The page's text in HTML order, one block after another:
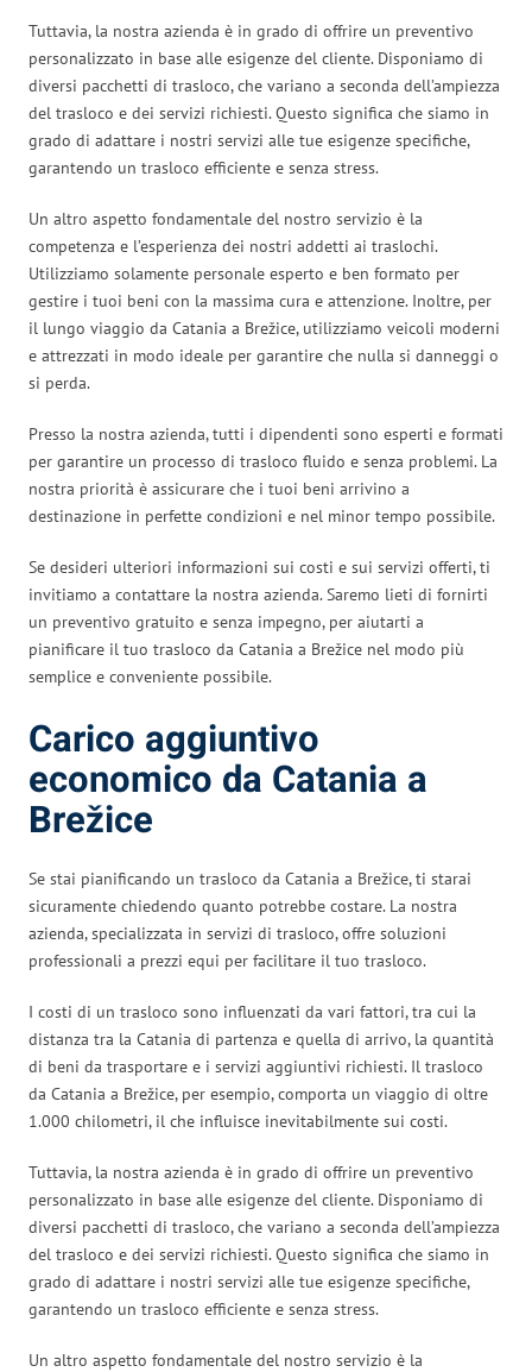
Tuttavia, la nostra azienda è in grado di offrire un preventivo
personalizzato in base alle esigenze del cliente. Disponiamo di
diversi pacchetti di trasloco, che variano a seconda dell’ampiezza
del trasloco e dei servizi richiesti. Questo significa che siamo in
grado di adattare i nostri servizi alle tue esigenze specifiche,
garantendo un trasloco efficiente e senza stress.
Un altro aspetto fondamentale del nostro servizio è la
competenza e l’esperienza dei nostri addetti ai traslochi.
Utilizziamo solamente personale esperto e ben formato per
gestire i tuoi beni con la massima cura e attenzione. Inoltre, per
il lungo viaggio da Catania a Brežice, utilizziamo veicoli moderni
e attrezzati in modo ideale per garantire che nulla si danneggi o
si perda.
Presso la nostra azienda, tutti i dipendenti sono esperti e formati
per garantire un processo di trasloco fluido e senza problemi. La
nostra priorità è assicurare che i tuoi beni arrivino a
destinazione in perfette condizioni e nel minor tempo possibile.
Se desideri ulteriori informazioni sui costi e sui servizi offerti, ti
invitiamo a contattare la nostra azienda. Saremo lieti di fornirti
un preventivo gratuito e senza impegno, per aiutarti a
pianificare il tuo trasloco da Catania a Brežice nel modo più
semplice e conveniente possibile.
Carico aggiuntivo
economico da Catania a
Brežice
Se stai pianificando un trasloco da Catania a Brežice, ti starai
sicuramente chiedendo quanto potrebbe costare. La nostra
azienda, specializzata in servizi di trasloco, offre soluzioni
professionali a prezzi equi per facilitare il tuo trasloco.
I costi di un trasloco sono influenzati da vari fattori, tra cui la
distanza tra la Catania di partenza e quella di arrivo, la quantità
di beni da trasportare e i servizi aggiuntivi richiesti. Il trasloco
da Catania a Brežice, per esempio, comporta un viaggio di oltre
1.000 chilometri, il che influisce inevitabilmente sui costi.
Tuttavia, la nostra azienda è in grado di offrire un preventivo
personalizzato in base alle esigenze del cliente. Disponiamo di
diversi pacchetti di trasloco, che variano a seconda dell’ampiezza
del trasloco e dei servizi richiesti. Questo significa che siamo in
grado di adattare i nostri servizi alle tue esigenze specifiche,
garantendo un trasloco efficiente e senza stress.
Un altro aspetto fondamentale del nostro servizio è la